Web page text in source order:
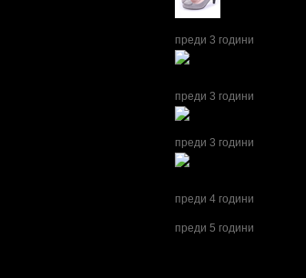
преди 3 години
преди 3 години
преди 3 години
преди 4 години
преди 5 години